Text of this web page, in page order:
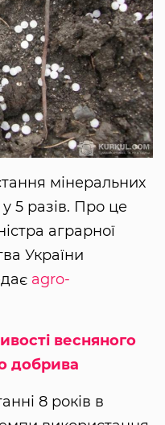
мінеральних
5 разів. Про це
аграрної
України
agro-
весняного
добрива
8 років в